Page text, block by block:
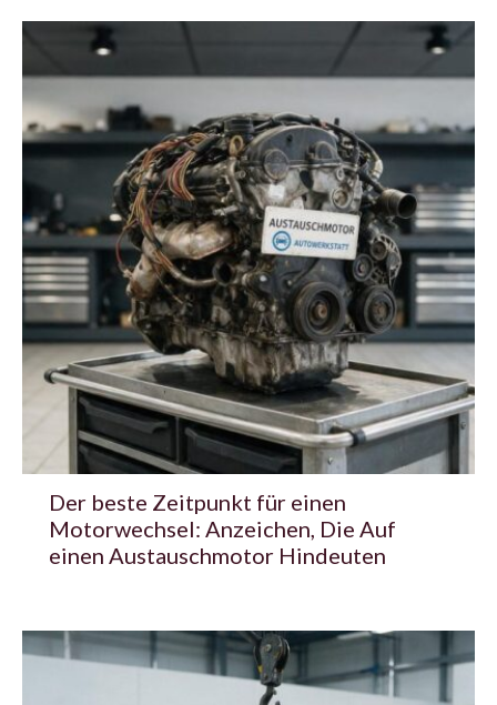
Der beste Zeitpunkt für einen
Motorwechsel: Anzeichen, Die Auf
einen Austauschmotor Hindeuten